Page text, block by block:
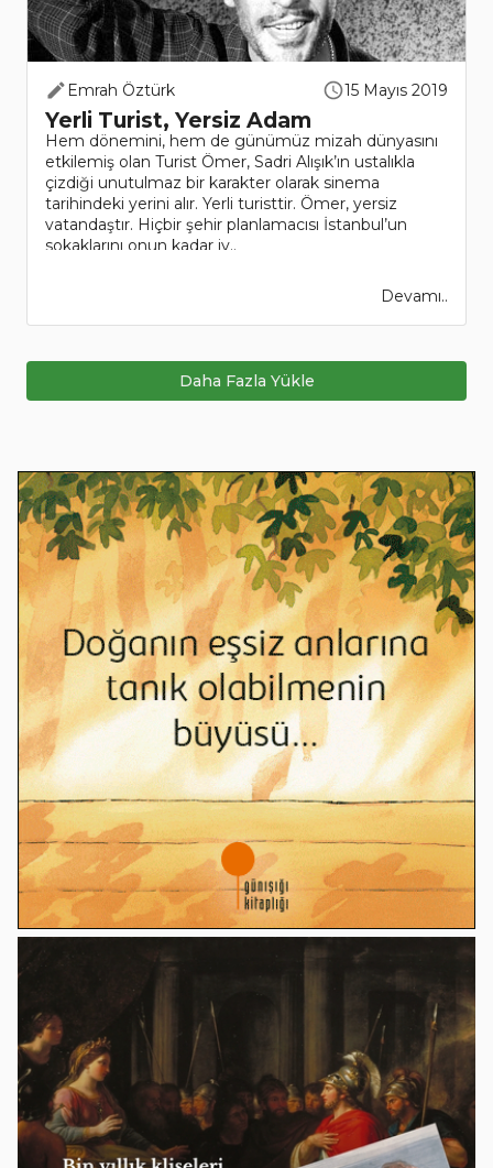
Emrah Öztürk 15 Mayıs 2019
Yerli Turist, Yersiz Adam
Hem dönemini, hem de günümüz mizah dünyasını
etkilemiş olan Turist Ömer, Sadri Alışık’ın ustalıkla
çizdiği unutulmaz bir karakter olarak sinema
tarihindeki yerini alır. Yerli turisttir. Ömer, yersiz
vatandaştır. Hiçbir şehir planlamacısı İstanbul’un
sokaklarını onun kadar iy..
Devamı..
Daha Fazla Yükle